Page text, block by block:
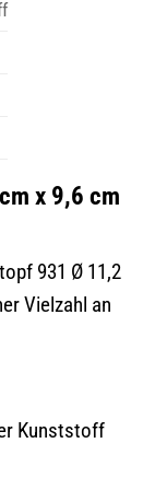
x 9,6 cm
931 Ø 11,2
Vielzahl an
Kunststoff